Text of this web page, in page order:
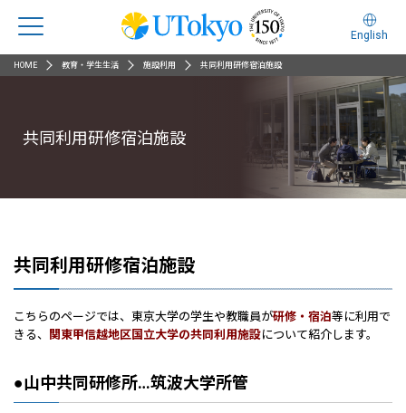
English
HOME 教育・学生生活 施設利用 共同利用研修宿泊施設
共同利用研修宿泊施設
共同利用研修宿泊施設
こちらのページでは、東京大学の学生や教職員が研修・宿泊等に利用で
きる、
関東甲信越地区国立大学の共同利用施設について紹介します。
●山中共同研修所…筑波大学所管